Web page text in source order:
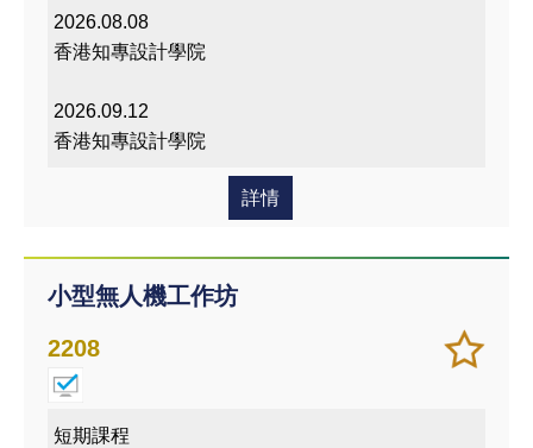
2026.08.08
香港知專設計學院
2026.09.12
香港知專設計學院
詳情
小型無人機工作坊
加
入/
儲存
課程
2208
短期課程